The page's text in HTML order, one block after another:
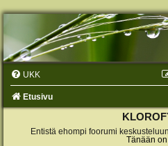
UKK
Etusivu
Entistä ehompi foorumi
Tänään